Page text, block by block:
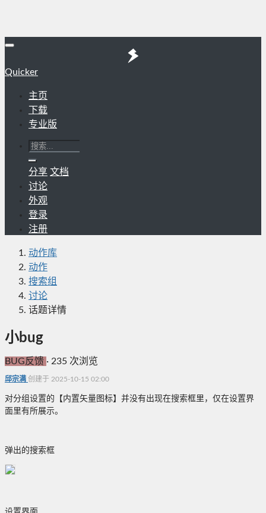
Quicker
主页
下载
专业版
分享 文档
讨论
外观
登录
注册
动作库
动作
搜索组
讨论
话题详情
小bug
BUG反馈 · 235 次浏览
邱宗满 创建于 2025-10-15 02:00
对分组设置的【内置矢量图标】并没有出现在搜索框里，仅在设置界
面里有所展示。
弹出的搜索框